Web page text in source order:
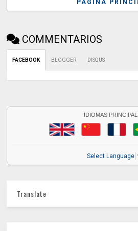
PÁGINA
COMMENTARIOS
FACEBOOK BLOGGER DISQUS
IDIOMAS
Select Language
Translate